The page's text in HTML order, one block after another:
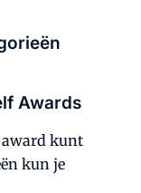
Awards
award kunt
kun je